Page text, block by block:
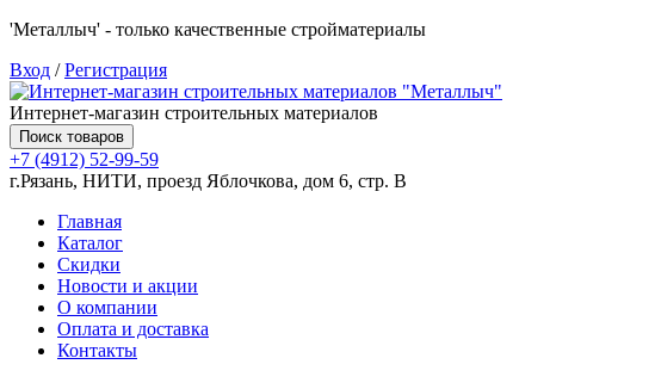
'Металлыч' - только качественные стройматериалы
Вход /Регистрация
Интернет-магазин строительных материалов
Поиск товаров
+7 (4912) 52-99-59
г.Рязань, НИТИ, проезд Яблочкова, дом 6, стр. В
Главная
Каталог
Скидки
Новости и акции
О компании
Оплата и доставка
Контакты